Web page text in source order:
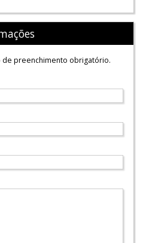
preenchimento obrigatório.